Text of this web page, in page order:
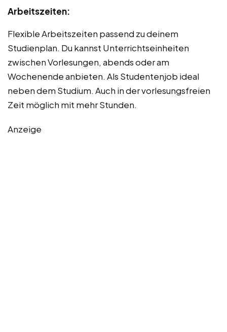
Arbeitszeiten:
Flexible Arbeitszeiten passend zu deinem
Studienplan. Du kannst Unterrichtseinheiten
zwischen Vorlesungen, abends oder am
Wochenende anbieten. Als Studentenjob ideal
neben dem Studium. Auch in der vorlesungsfreien
Zeit möglich mit mehr Stunden.
Anzeige